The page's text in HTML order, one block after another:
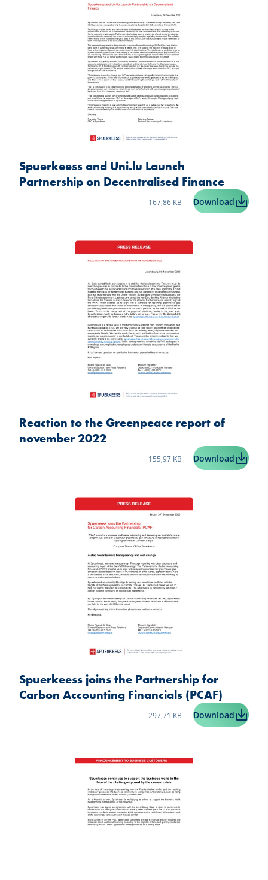
Spuerkeess and Uni.lu Launch
Partnership on Decentralised Finance
Taille du fichier:
167,86 KB Download
Reaction to the Greenpeace report of
november 2022
Taille du fichier:
155,97 KB Download
Spuerkeess joins the Partnership for
Carbon Accounting Financials (PCAF)
Taille du fichier:
297,71 KB Download